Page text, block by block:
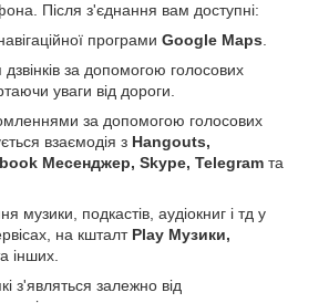
Після з'єднання вам доступні:
програми Google Maps.
за допомогою голосових
уваги від дороги.
за допомогою голосових
взаємодія з Hangouts,
Месенджер, Skype, Telegram та
музики, подкастів, аудіокниг і тд у
на кшталт Play Музики,
інших.
з'являться залежно від